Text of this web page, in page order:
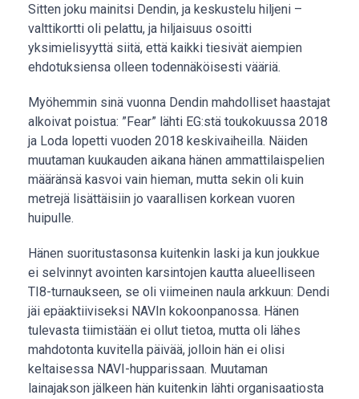
Sitten joku mainitsi Dendin, ja keskustelu hiljeni –
valttikortti oli pelattu, ja hiljaisuus osoitti
yksimielisyyttä siitä, että kaikki tiesivät aiempien
ehdotuksiensa olleen todennäköisesti vääriä.
Myöhemmin sinä vuonna Dendin mahdolliset haastajat
alkoivat poistua: ”Fear” lähti EG:stä toukokuussa 2018
ja Loda lopetti vuoden 2018 keskivaiheilla. Näiden
muutaman kuukauden aikana hänen ammattilaispelien
määränsä kasvoi vain hieman, mutta sekin oli kuin
metrejä lisättäisiin jo vaarallisen korkean vuoren
huipulle.
Hänen suoritustasonsa kuitenkin laski ja kun joukkue
ei selvinnyt avointen karsintojen kautta alueelliseen
TI8-turnaukseen, se oli viimeinen naula arkkuun: Dendi
jäi epäaktiiviseksi NAVIn kokoonpanossa. Hänen
tulevasta tiimistään ei ollut tietoa, mutta oli lähes
mahdotonta kuvitella päivää, jolloin hän ei olisi
keltaisessa NAVI-hupparissaan. Muutaman
lainajakson jälkeen hän kuitenkin lähti organisaatiosta